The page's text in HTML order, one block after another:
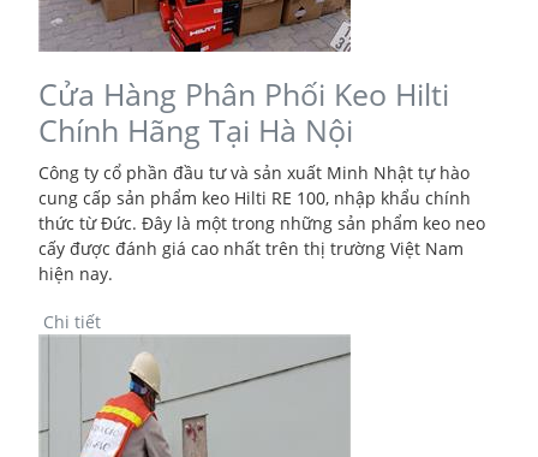
Cửa Hàng Phân Phối Keo Hilti
Chính Hãng Tại Hà Nội
Công ty cổ phần đầu tư và sản xuất Minh Nhật tự hào
cung cấp sản phẩm keo Hilti RE 100, nhập khẩu chính
thức từ Đức. Đây là một trong những sản phẩm keo neo
cấy được đánh giá cao nhất trên thị trường Việt Nam
hiện nay.
Chi tiết